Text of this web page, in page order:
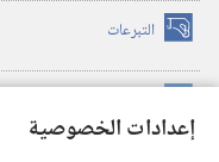
إعدادات الخصوصية
التبرعات (يفتح
نافذة
(يفتح
نافذة